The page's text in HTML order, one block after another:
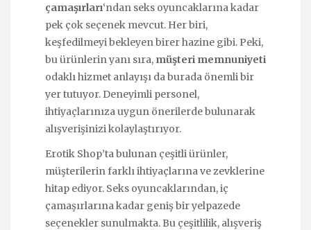
çamaşırları‘ndan seks oyuncaklarına kadar
pek çok seçenek mevcut. Her biri,
keşfedilmeyi bekleyen birer hazine gibi. Peki,
bu ürünlerin yanı sıra, müşteri memnuniyeti
odaklı hizmet anlayışı da burada önemli bir
yer tutuyor. Deneyimli personel,
ihtiyaçlarınıza uygun önerilerde bulunarak
alışverişinizi kolaylaştırıyor.
Erotik Shop’ta bulunan çeşitli ürünler,
müşterilerin farklı ihtiyaçlarına ve zevklerine
hitap ediyor. Seks oyuncaklarından, iç
çamaşırlarına kadar geniş bir yelpazede
seçenekler sunulmakta. Bu çeşitlilik, alışveriş